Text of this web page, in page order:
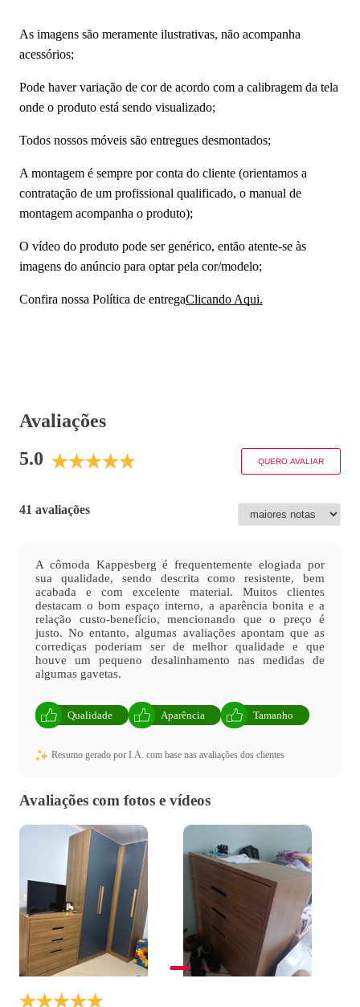
As imagens são meramente ilustrativas, não acompanha
acessórios;
Pode haver variação de cor de acordo com a calibragem da tela
onde o produto está sendo visualizado;
Todos nossos móveis são entregues desmontados;
A montagem é sempre por conta do cliente (orientamos a
contratação de um profissional qualificado, o manual de
montagem acompanha o produto);
O vídeo do produto pode ser genérico, então atente-se às
imagens do anúncio para optar pela cor/modelo;
Confira nossa Política de entregaClicando Aqui.
Avaliações
5.0
QUERO AVALIAR
41 avaliações
A cômoda Kappesberg é frequentemente elogiada por
sua qualidade, sendo descrita como resistente, bem
acabada e com excelente material. Muitos clientes
destacam o bom espaço interno, a aparência bonita e a
relação custo-benefício, mencionando que o preço é
justo. No entanto, algumas avaliações apontam que as
corrediças poderiam ser de melhor qualidade e que
houve um pequeno desalinhamento nas medidas de
algumas gavetas.
Qualidade Aparência Tamanho
Resumo gerado por I.A. com base nas avaliações dos clientes
Avaliações com fotos e vídeos